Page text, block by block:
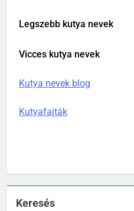
Legszebb kutya nevek
Vicces kutya nevek
Kutya nevek blog
Kutyafajták
Keresés